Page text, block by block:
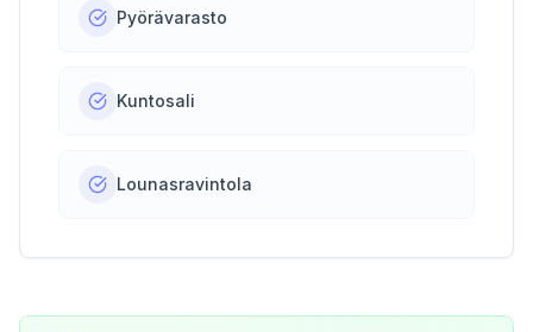
Pyörävarasto
Kuntosali
Lounasravintola